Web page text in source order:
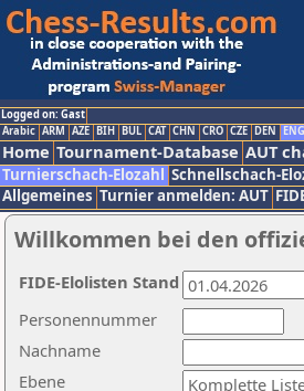
Logged on: Gast
Arabic ARM AZE BIH BUL CAT CHN CRO CZE DEN ENG
Home Tournament-Database AUT
Turnierschach-Elozahl Schnellschach-
Allgemeines Turnier anmelden: AUT
Willkommen bei den
Nachname
Ebene
Personennummer
FIDE-Elolisten Stand